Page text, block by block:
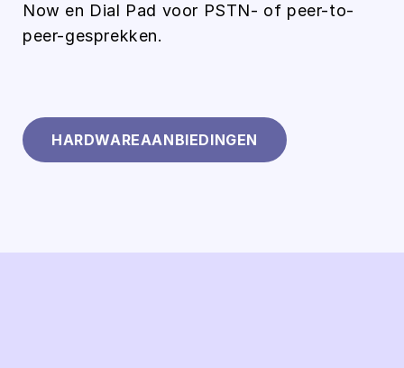
Now en Dial Pad voor PSTN- of peer-to-
peer-gesprekken.
HARDWAREAANBIEDINGEN